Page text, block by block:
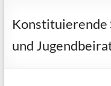
Konstituierende
und